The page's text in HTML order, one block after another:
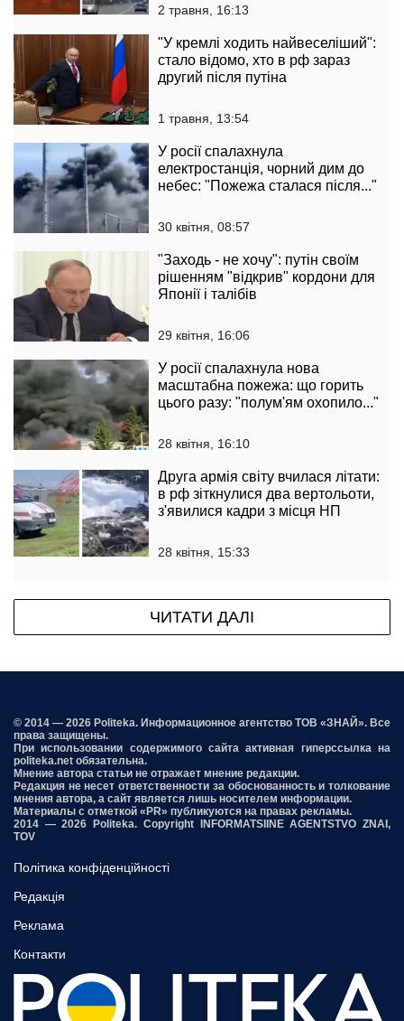
2 травня, 16:13
"У кремлі ходить найвеселіший":
стало відомо, хто в рф зараз
другий після путіна
1 травня, 13:54
У росії спалахнула
електростанція, чорний дим до
небес: "Пожежа сталася після..."
30 квітня, 08:57
"Заходь - не хочу": путін своїм
рішенням "відкрив" кордони для
Японії і талібів
29 квітня, 16:06
У росії спалахнула нова
масштабна пожежа: що горить
цього разу: "полум'ям охопило..."
28 квітня, 16:10
Друга армія світу вчилася літати:
в рф зіткнулися два вертольоти,
з'явилися кадри з місця НП
28 квітня, 15:33
ЧИТАТИ ДАЛІ
© 2014 — 2026 Politeka. Информационное агентство ТОВ «ЗНАЙ». Все
права защищены.
При использовании содержимого сайта активная гиперссылка на
politeka.net обязательна.
Мнение автора статьи не отражает мнение редакции.
Редакция не несет ответственности за обоснованность и толкование
мнения автора, а сайт является лишь носителем информации.
Материалы с отметкой «PR» публикуются на правах рекламы.
2014 — 2026 Politeka. Copyright INFORMATSIINE AGENTSTVO ZNAI,
TOV
Політика конфіденційності
Редакція
Реклама
Контакти